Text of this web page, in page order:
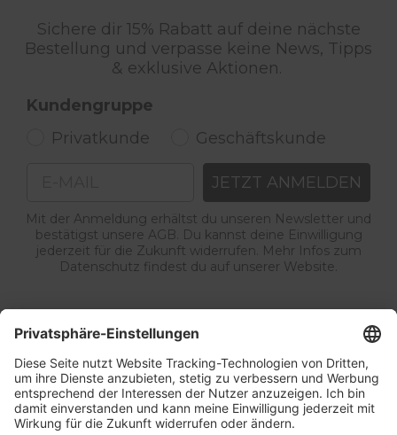
Sichere dir 15% Rabatt auf deine nächste
Bestellung und verpasse keine News, Tipps
& exklusive Aktionen.
Kundengruppe
Privatkunde
Geschäftskunde
JETZT ANMELDEN
Mit der Anmeldung erhältst du unseren Newsletter und
bestätigst unsere AGB. Du kannst deine Einwilligung
jederzeit für die Zukunft widerrufen. Mehr Infos zum
Datenschutz findest du auf unserer Website.